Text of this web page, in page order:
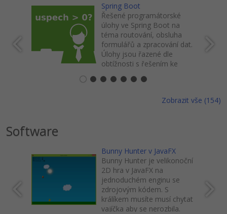
Spring Boot
Řešené programátorské
úlohy ve Spring Boot na
téma routování, obsluha
formulářů a zpracování dat.
Úlohy jsou řazené dle
obtížnosti s řešením ke
Zobrazit vše (154)
Software
Bunny Hunter v JavaFX
Bunny Hunter je velikonoční
2D hra v JavaFX na
jednoduchém enginu se
zdrojovým kódem. S
králíkem musíte musí chytat
vajíčka aby se nerozbila.